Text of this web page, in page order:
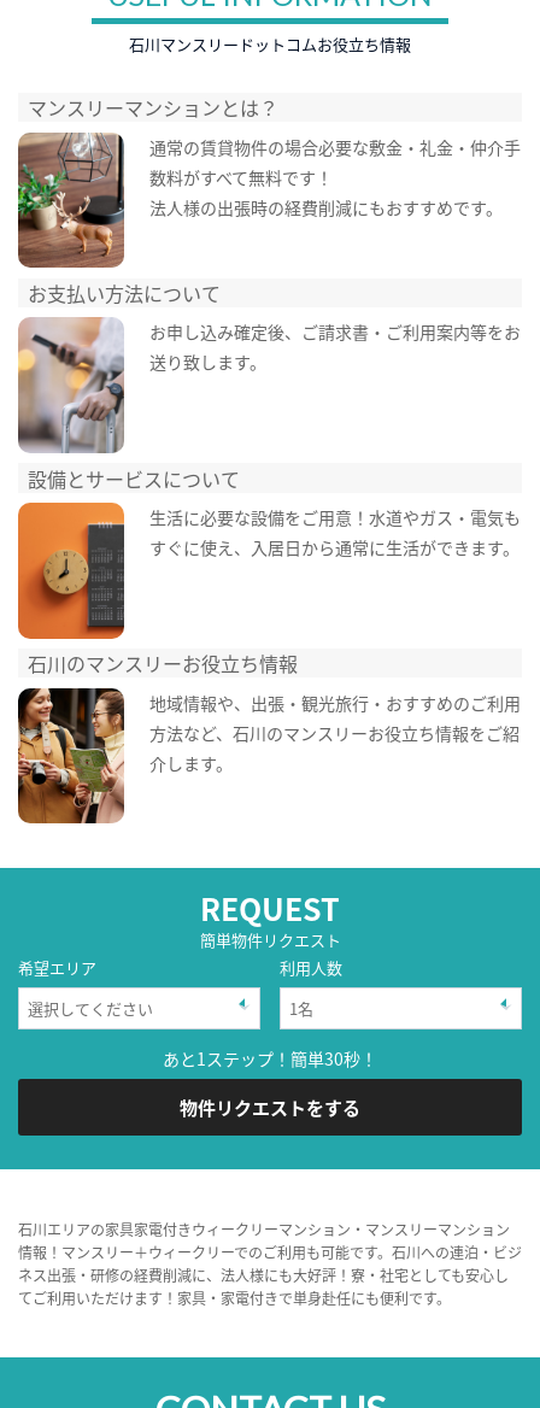
石川マンスリードットコムお役立ち情報
マンスリーマンションとは？
通常の賃貸物件の場合必要な敷金・礼金・仲介手
数料がすべて無料です！
法人様の出張時の経費削減にもおすすめです。
お支払い方法について
お申し込み確定後、ご請求書・ご利用案内等をお
送り致します。
設備とサービスについて
生活に必要な設備をご用意！水道やガス・電気も
すぐに使え、入居日から通常に生活ができます。
石川のマンスリーお役立ち情報
地域情報や、出張・観光旅行・おすすめのご利用
方法など、石川のマンスリーお役立ち情報をご紹
介します。
REQUEST
簡単物件リクエスト
希望エリア
利用人数
あと1ステップ！簡単30秒！
物件リクエストをする
石川エリアの家具家電付きウィークリーマンション・マンスリーマンション
情報！マンスリー＋ウィークリーでのご利用も可能です。石川への連泊・ビジ
ネス出張・研修の経費削減に、法人様にも大好評！寮・社宅としても安心し
てご利用いただけます！家具・家電付きで単身赴任にも便利です。